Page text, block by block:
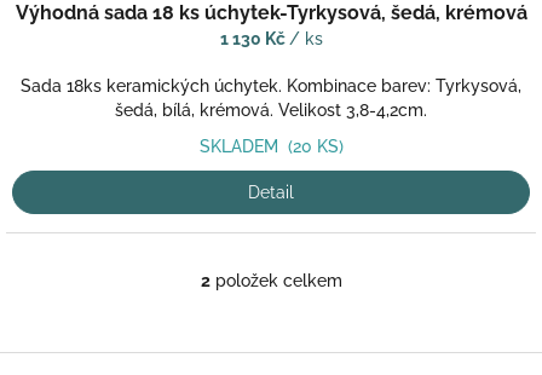
Výhodná sada 18 ks úchytek-Tyrkysová, šedá, krémová
1 130 Kč / ks
Sada 18ks keramických úchytek. Kombinace barev: Tyrkysová,
šedá, bílá, krémová. Velikost 3,8-4,2cm.
SKLADEM (20 KS)
Detail
O
á
2položek celkem